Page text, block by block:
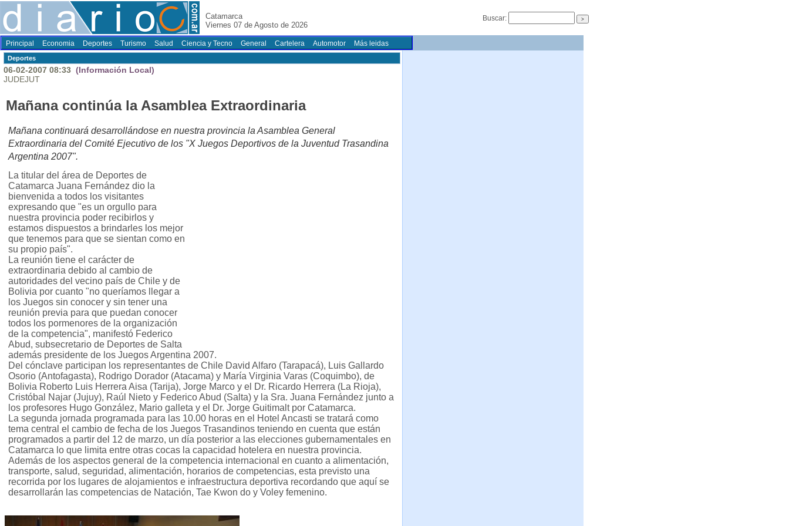
Catamarca
Viernes 07 de Agosto de 2026
Buscar:
Principal Economia Deportes Turismo Salud Ciencia y Tecno General Cartelera Automotor Más leidas
Deportes
06-02-2007 08:33 (Información Local)
JUDEJUT
Mañana continúa la Asamblea Extraordinaria
Mañana continuará desarrollándose en nuestra provincia la Asamblea General
Extraordinaria del Comité Ejecutivo de los "X Juegos Deportivos de la Juventud Trasandina
Argentina 2007".
La titular del área de Deportes de
Catamarca Juana Fernández dio la
bienvenida a todos los visitantes
expresando que "es un orgullo para
nuestra provincia poder recibirlos y
estamos dispuestos a brindarles los mejor
que tenemos para que se sientan como en
su propio país".
La reunión tiene el carácter de
extraordinaria debido al cambio de
autoridades del vecino país de Chile y de
Bolivia por cuanto "no queríamos llegar a
los Juegos sin conocer y sin tener una
reunión previa para que puedan conocer
todos los pormenores de la organización
de la competencia", manifestó Federico
Abud, subsecretario de Deportes de Salta
además presidente de los Juegos Argentina 2007.
Del cónclave participan los representantes de Chile David Alfaro (Tarapacá), Luis Gallardo
Osorio (Antofagasta), Rodrigo Dorador (Atacama) y María Virginia Varas (Coquimbo), de
Bolivia Roberto Luis Herrera Aisa (Tarija), Jorge Marco y el Dr. Ricardo Herrera (La Rioja),
Cristóbal Najar (Jujuy), Raúl Nieto y Federico Abud (Salta) y la Sra. Juana Fernández junto a
los profesores Hugo González, Mario galleta y el Dr. Jorge Guitimalt por Catamarca.
La segunda jornada programada para las 10.00 horas en el Hotel Ancasti se tratará como
tema central el cambio de fecha de los Juegos Trasandinos teniendo en cuenta que están
programados a partir del 12 de marzo, un día posterior a las elecciones gubernamentales en
Catamarca lo que limita entre otras cocas la capacidad hotelera en nuestra provincia.
Además de los aspectos general de la competencia internacional en cuanto a alimentación,
transporte, salud, seguridad, alimentación, horarios de competencias, esta previsto una
recorrida por los lugares de alojamientos e infraestructura deportiva recordando que aquí se
desarrollarán las competencias de Natación, Tae Kwon do y Voley femenino.